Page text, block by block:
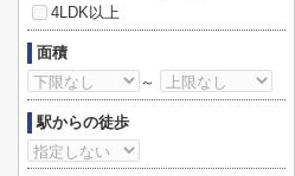
4LDK以上
面積
～
駅からの徒歩